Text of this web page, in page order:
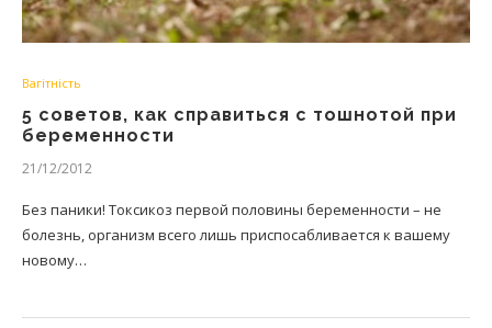
Вагітність
5 советов, как справиться с тошнотой при
беременности
21/12/2012
Без паники! Токсикоз первой половины беременности – не
болезнь, организм всего лишь приспосабливается к вашему
новому…